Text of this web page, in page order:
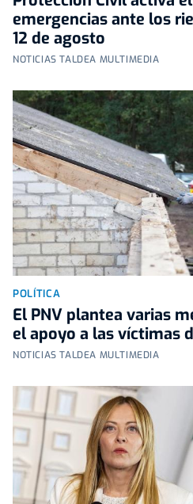
emergencias ante los
12 de agosto
NOTICIAS TALDEA MULTIMEDIA
POLÍTICA
El PNV plantea varias
el apoyo a las víctimas
NOTICIAS TALDEA MULTIMEDIA